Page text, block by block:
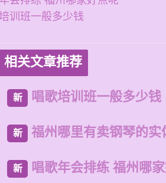
训班一般多少钱
相关文章推荐
新 唱歌培训班一般多少钱
新 福州哪里有卖钢琴的实
新 唱歌年会排练 福州哪